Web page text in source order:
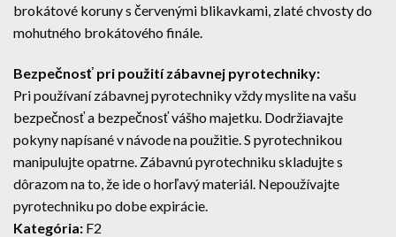
brokátové koruny s červenými blikavkami, zlaté chvosty do
mohutného brokátového finále.
Bezpečnosť pri použití zábavnej pyrotechniky:
Pri používaní zábavnej pyrotechniky vždy myslite na vašu
bezpečnosť a bezpečnosť vášho majetku. Dodržiavajte
pokyny napísané v návode na použitie. S pyrotechnikou
manipulujte opatrne. Zábavnú pyrotechniku skladujte s
dôrazom na to, že ide o horľavý materiál. Nepoužívajte
pyrotechniku po dobe expirácie.
Kategória: F2